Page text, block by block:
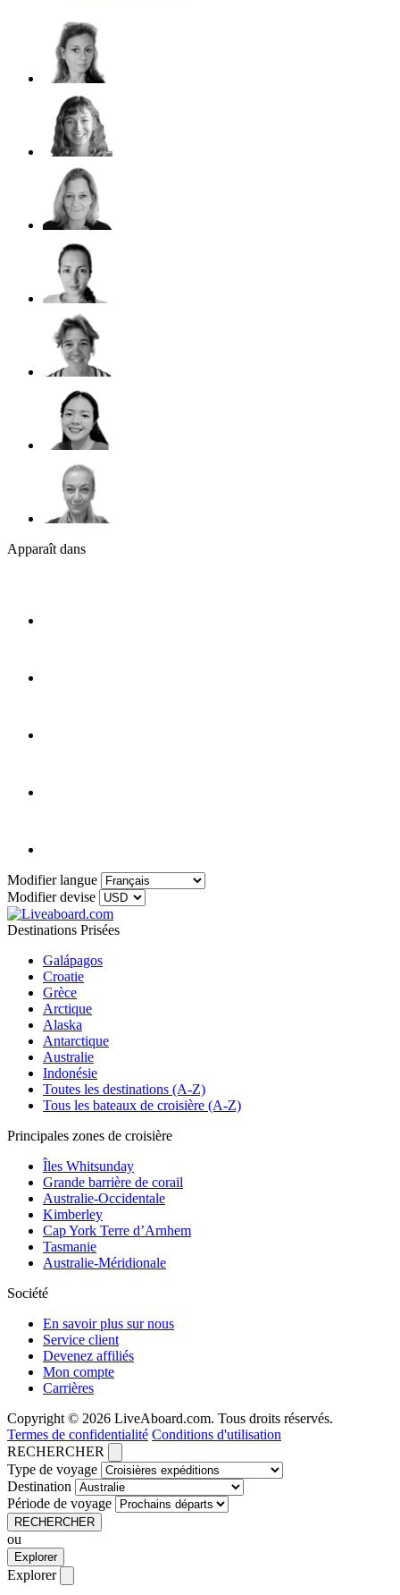
Apparaît dans
Modifier langue
Modifier devise
Destinations Prisées
Galápagos
Croatie
Grèce
Arctique
Alaska
Antarctique
Australie
Indonésie
Toutes les destinations (A-Z)
Tous les bateaux de croisière (A-Z)
Principales zones de croisière
Îles Whitsunday
Grande barrière de corail
Australie-Occidentale
Kimberley
Cap York Terre d’Arnhem
Tasmanie
Australie-Méridionale
Société
En savoir plus sur nous
Service client
Devenez affiliés
Mon compte
Carrières
Copyright © 2026 LiveAboard.com. Tous droits réservés.
Termes de confidentialité Conditions d'utilisation
RECHERCHER
Type de voyage
Destination
Période de voyage
RECHERCHER
ou
Explorer
Explorer